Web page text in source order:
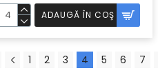
ADAUGĂ ÎN COŞ
1 2 3 4 5 6 7